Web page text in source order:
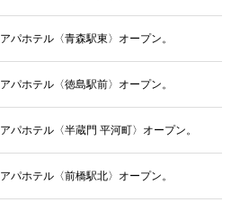
アパホテル〈青森駅東〉オープン。
アパホテル〈徳島駅前〉オープン。
アパホテル〈半蔵門 平河町〉オープン。
アパホテル〈前橋駅北〉オープン。